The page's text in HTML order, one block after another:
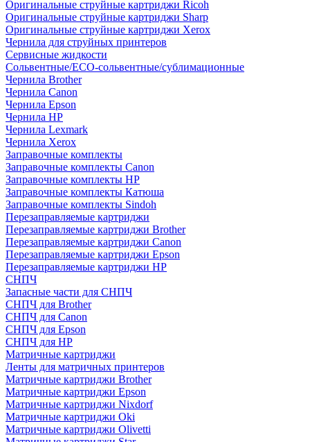
Оригинальные струйные картриджи Ricoh
Оригинальные струйные картриджи Sharp
Оригинальные струйные картриджи Xerox
Чернила для струйных принтеров
Сервисные жидкости
Сольвентные/ECO-сольвентные/сублимационные
Чернила Brother
Чернила Canon
Чернила Epson
Чернила HP
Чернила Lexmark
Чернила Xerox
Заправочные комплекты
Заправочные комплекты Canon
Заправочные комплекты HP
Заправочные комплекты Катюша
Заправочные комплекты Sindoh
Перезаправляемые картриджи
Перезаправляемые картриджи Brother
Перезаправляемые картриджи Canon
Перезаправляемые картриджи Epson
Перезаправляемые картриджи HP
СНПЧ
Запасные части для СНПЧ
СНПЧ для Brother
СНПЧ для Canon
СНПЧ для Epson
СНПЧ для HP
Матричные картриджи
Ленты для матричных принтеров
Матричные картриджи Brother
Матричные картриджи Epson
Матричные картриджи Nixdorf
Матричные картриджи Oki
Матричные картриджи Olivetti